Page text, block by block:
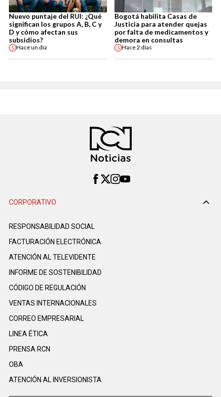
Nuevo puntaje del RUI: ¿Qué
significan los grupos A, B, C y
D y cómo afectan sus
subsidios?
Haceun día
Bogotá habilita Casas de
Justicia para atender quejas
por falta de medicamentos y
demora en consultas
Hace2 días
CORPORATIVO
RESPONSABILIDAD SOCIAL
FACTURACIÓN ELECTRÓNICA
ATENCIÓN AL TELEVIDENTE
INFORME DE SOSTENIBILIDAD
CÓDIGO DE REGULACIÓN
VENTAS INTERNACIONALES
CORREO EMPRESARIAL
LINEA ÉTICA
PRENSA RCN
OBA
ATENCIÓN AL INVERSIONISTA